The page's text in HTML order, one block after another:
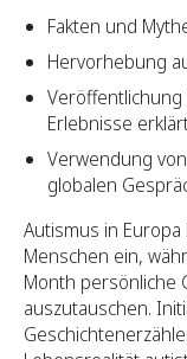
Fakten und
Hervorhebung
Erlebnisse
Verwendung
globalen
Autismus in Europa
Menschen ein,
Month persönliche
auszutauschen.